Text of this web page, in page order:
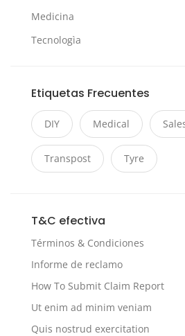
Medicina
Tecnologìa
Etiquetas Frecuentes
DIY Medical
Transpost Tyre
T&C efectiva
Términos & Condiciones
Informe de reclamo
How To Submit Claim Report
Ut enim ad minim veniam
Quis nostrud exercitation